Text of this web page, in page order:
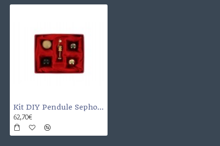
Kit DIY Pendule Sephoroton
62,70€